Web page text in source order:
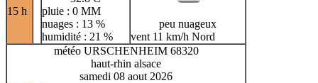
15 h
pluie : 0 MM
nuages : 13 %
humidité : 21 %
peu nuageux
vent 11 km/h Nord
météo URSCHENHEIM 68320
haut-rhin alsace
samedi 08 aout 2026